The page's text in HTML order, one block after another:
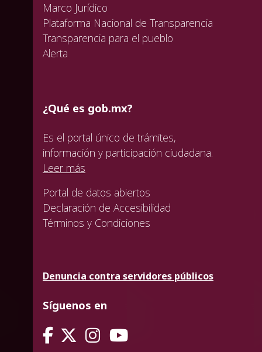
Marco Jurídico
Plataforma Nacional de Transparencia
Transparencia para el pueblo
Alerta
¿Qué es gob.mx?
Es el portal único de trámites,
información y participación ciudadana.
Leer más
Portal de datos abiertos
Declaración de Accesibilidad
Términos y Condiciones
Denuncia contra servidores públicos
Síguenos en